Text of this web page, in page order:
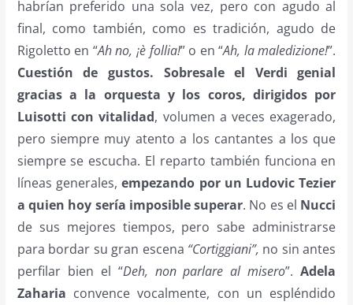
habrían preferido una sola vez, pero con agudo al
final, como también, como es tradición, agudo de
Rigoletto en “Ah no, ¡è follia!” o en “Ah, la maledizione!”.
Cuestión de gustos. Sobresale el Verdi genial
gracias a la orquesta y los coros, dirigidos por
Luisotti con vitalidad, volumen a veces exagerado,
pero siempre muy atento a los cantantes a los que
siempre se escucha. El reparto también funciona en
líneas generales,empezando por un Ludovic Tezier
a quien hoy sería imposible superar. No es el Nucci
de sus mejores tiempos, pero sabe administrarse
para bordar su gran escena “Cortiggiani”, no sin antes
perfilar bien el “Deh, non parlare al misero”.Adela
Zaharia convence vocalmente, con un espléndido